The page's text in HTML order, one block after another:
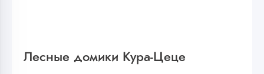
Лесные домики Кура-Цеце